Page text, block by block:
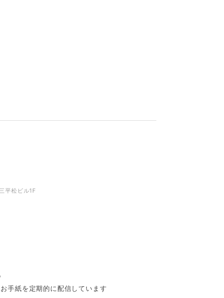
平松ビル1F
手紙を定期的に配信しています